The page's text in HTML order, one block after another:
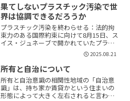
住民自治 #大阪維新の会 #UCO #進化
した背景記事で刺さった言葉「地域力、
居場所作りといいますが、そんな...
果てしないプラスチック汚染で世
界は協調できるだろうか
プラスチック汚染を終わらせる：法的拘
束力のある国際約束に向けて8月15日、ス
イス・ジュネーブで開かれていたプラス
チックによる環境汚染防止に向けた国際
条約づくりの政府間交渉委員会が合意で
きないまま終了した。海洋排出をはじめ
とするプラスチックに...
2025.08.21
所有と自治について
所有と自治意識の相関性地域の「自治意
識」は、持ち家か賃貸かという住まいの
形態によって大きく左右されると言われ